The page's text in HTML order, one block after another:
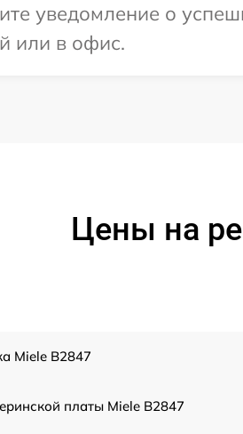
уведомление о
или в офис.
Цены на
Miele B2847
платы Miele B2847